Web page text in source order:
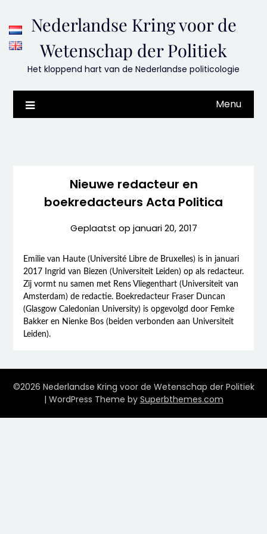
to
content
Nederlandse Kring voor de
Wetenschap der Politiek
Het kloppend hart van de Nederlandse politicologie
Menu
Nieuwe redacteur en
boekredacteurs Acta Politica
Geplaatst op januari 20, 2017
Emilie van Haute (Université Libre de Bruxelles) is in januari
2017 Ingrid van Biezen (Universiteit Leiden) op als redacteur.
Zij vormt nu samen met Rens Vliegenthart (Universiteit van
Amsterdam) de redactie. Boekredacteur Fraser Duncan
(Glasgow Caledonian University) is opgevolgd door Femke
Bakker en Nienke Bos (beiden verbonden aan Universiteit
Leiden).
©2026 Nederlandse Kring voor de Wetenschap der Politiek
| WordPress Theme by Superbthemes.com